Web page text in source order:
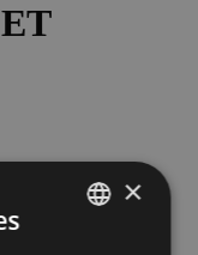
×